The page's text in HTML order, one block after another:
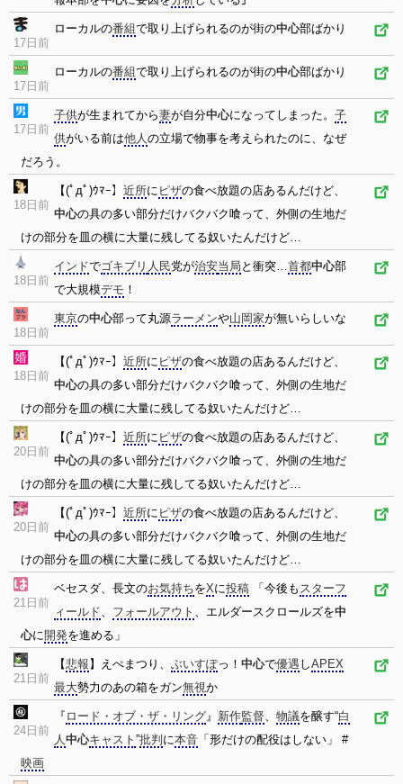
17日前
ローカルの番組で取り上げられるのが街の中心部ばかり
17日前
ローカルの番組で取り上げられるのが街の中心部ばかり
17日前
子供が生まれてから妻が自分中心になってしまった。 子
供がいる前は他人の立場で物事を考えられたのに、なぜ
だろう。
18日前
【(ﾟдﾟ)ｳﾏｰ】 近所に ピザの食べ放題の店あるんだけど、
中心の具の多い部分だけバクバク喰って、外側の生地だ
けの部分を皿の横に大量に残してる奴いたんだけど…
18日前
インドでゴキブリ 人民党が治安当局 と衝突…首都中心部
で大規模デモ ！
18日前
東京の中心部って丸源ラーメンや山岡家が無いらしいな
18日前
【(ﾟдﾟ)ｳﾏｰ】 近所に ピザの食べ放題の店あるんだけど、
中心の具の多い部分だけバクバク喰って、外側の生地だ
けの部分を皿の横に大量に残してる奴いたんだけど…
20日前
【(ﾟдﾟ)ｳﾏｰ】 近所に ピザの食べ放題の店あるんだけど、
中心の具の多い部分だけバクバク喰って、外側の生地だ
けの部分を皿の横に大量に残してる奴いたんだけど…
20日前
【(ﾟдﾟ)ｳﾏｰ】 近所に ピザの食べ放題の店あるんだけど、
中心の具の多い部分だけバクバク喰って、外側の生地だ
けの部分を皿の横に大量に残してる奴いたんだけど…
21日前
ベセスダ、長文のお気持ちをXに投稿 「今後も スターフ
ィールド、 フォールアウト 、エルダースクロールズを中
心に開発を進める」
21日前
【悲報 】えぺまつり、 ぶいすぽっ！ 中心で優遇 しAPEX
最大勢力のあの箱をガン無視か
24日前
『 ロード・オブ・ザ・リング』 新作監督、 物議を醸す“白
人中心キャスト ”批判 に本音 「形だけの配役はしない」 #
映画